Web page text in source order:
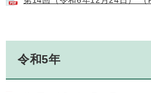
令和5年